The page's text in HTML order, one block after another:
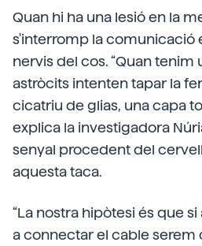
Quan hi ha una lesió en la
s'interromp la comunicació
nervis del cos. “Quan tenim
astròcits intenten tapar la
cicatriu de glias, una capa
explica la investigadora
senyal procedent del
aquesta taca.
“La nostra hipòtesi és que
a connectar el cable serem